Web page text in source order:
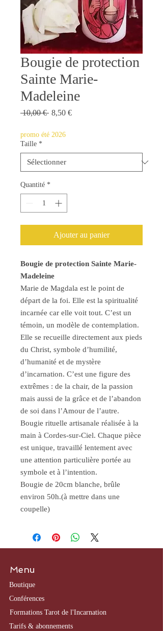
Bougie de protection
Sainte Marie-
Madeleine
10,00 € Prix
8,50 €Prix
promo été 2026
Taille *
Quantité *
Ajouter au panier
Bougie de protection Sainte Marie-
Madeleine
Marie de Magdala est le point de
départ de la foi. Elle est la spiritualité
incarnée car elle voit tout. C’est un
témoin, un modèle de contemplation.
Elle se recueille directement aux pieds
du Christ, symbole d’humilité,
d’humanité et de mystère
d’incarnation. C’est une figure des
extrêmes : de la chair, de la passion
mais aussi de la grâce et de l’abandon
de soi dans l’Amour de l’autre.
Bougie rituelle artisanale réalisée à la
main à Cordes-sur-Ciel. Chaque pièce
est unique, travaillé lentement avec
une attention particulière portée au
symbole et à l’intention.
Bougie de 20cm blanche, brûle
environ 50h.(à mettre dans une
coupelle)
Menu
Boutique
​Conférences
Formations Tarot de l'Incarnation
Tarifs & abonnements